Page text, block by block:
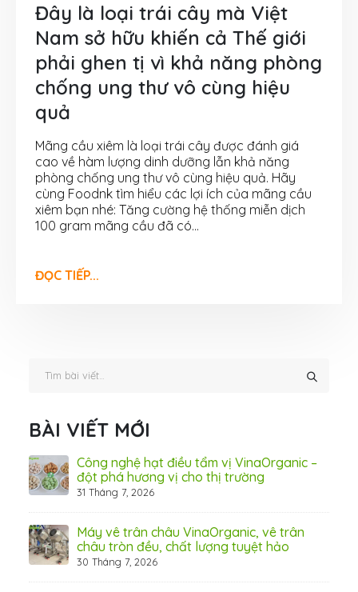
Đây là loại trái cây mà Việt
Nam sở hữu khiến cả Thế giới
phải ghen tị vì khả năng phòng
chống ung thư vô cùng hiệu
quả
Mãng cầu xiêm là loại trái cây được đánh giá
cao về hàm lượng dinh dưỡng lẫn khả năng
phòng chống ung thư vô cùng hiệu quả. Hãy
cùng Foodnk tìm hiểu các lợi ích của mãng cầu
xiêm bạn nhé: Tăng cường hệ thống miễn dịch
100 gram mãng cầu đã có...
ĐỌC TIẾP...
BÀI VIẾT MỚI
Công nghệ hạt điều tẩm vị VinaOrganic –
đột phá hương vị cho thị trường
31 Tháng 7, 2026
Máy vê trân châu VinaOrganic, vê trân
châu tròn đều, chất lượng tuyệt hảo
30 Tháng 7, 2026